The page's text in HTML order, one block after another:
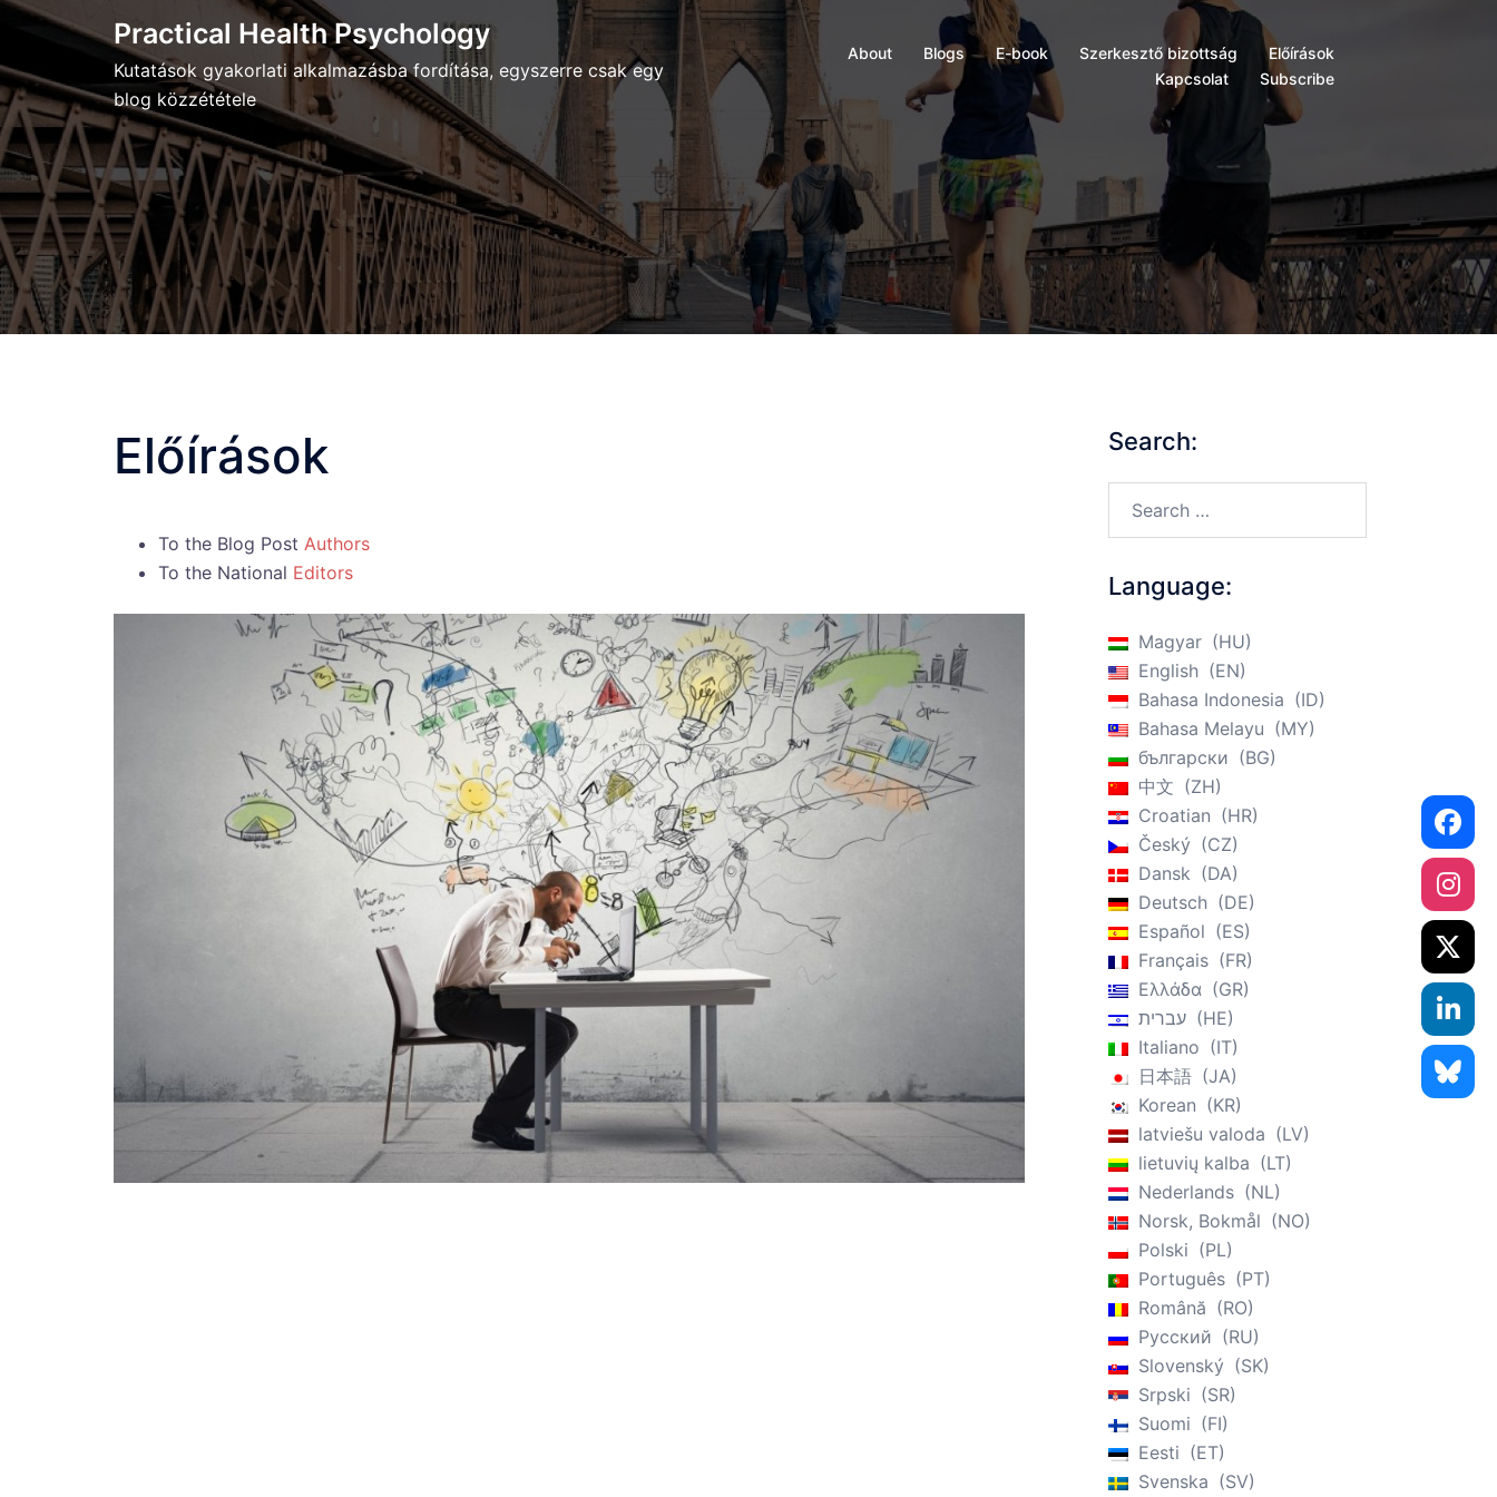
Skip
content
Practical Health Psychology
Kutatások gyakorlati alkalmazásba fordítása, egyszerre csak egy
blog közzététele
About Blogs E-book Szerkesztő bizottság
Előírások
Kapcsolat
Subscribe
Előírások
To the Blog Post Authors
To the National Editors
Search:
Language:
Magyar
HU
English
EN
Bahasa Indonesia
ID
Bahasa Melayu
MY
български
BG
中文
ZH
Croatian
HR
Český
CZ
Dansk
DA
Deutsch
DE
Español
ES
Français
FR
Ελλάδα
GR
עברית
HE
Italiano
IT
日本語
JA
Korean
KR
latviešu valoda
LV
lietuvių kalba
LT
Nederlands
NL
Norsk, Bokmål
NO
Polski
PL
Português
PT
Română
RO
Русский
RU
Slovenský
SK
Srpski
SR
Suomi
FI
Eesti
ET
Svenska
SV